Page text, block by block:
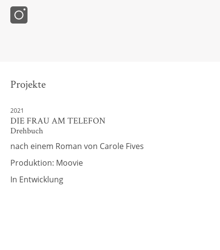
Projekte
2021
DIE FRAU AM TELEFON
Drehbuch
nach einem Roman von Carole Fives
Produktion: Moovie
In Entwicklung